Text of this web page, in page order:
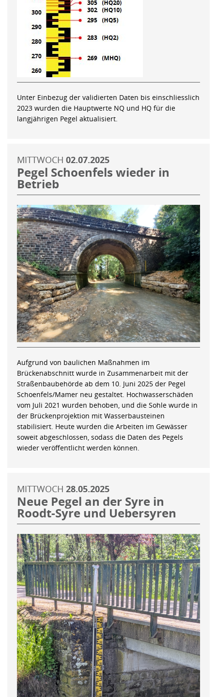
Unter Einbezug der validierten Daten bis einschliesslich
2023 wurden die Hauptwerte NQ und HQ für die
langjährigen Pegel aktualisiert.
MITTWOCH 02.07.2025
Pegel Schoenfels wieder in
Betrieb
Aufgrund von baulichen Maßnahmen im
Brückenabschnitt wurde in Zusammenarbeit mit der
Straßenbaubehörde ab dem 10. Juni 2025 der Pegel
Schoenfels/Mamer neu gestaltet. Hochwasserschäden
vom Juli 2021 wurden behoben, und die Sohle wurde in
der Brückenprojektion mit Wasserbausteinen
stabilisiert. Heute wurden die Arbeiten im Gewässer
soweit abgeschlossen, sodass die Daten des Pegels
wieder veröffentlicht werden können.
MITTWOCH 28.05.2025
Neue Pegel an der Syre in
Roodt-Syre und Uebersyren